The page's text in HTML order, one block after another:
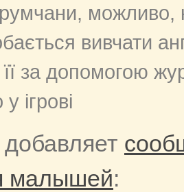
можливо,
вивчати
її за допомогою
ігрові
добавляет
малышей: